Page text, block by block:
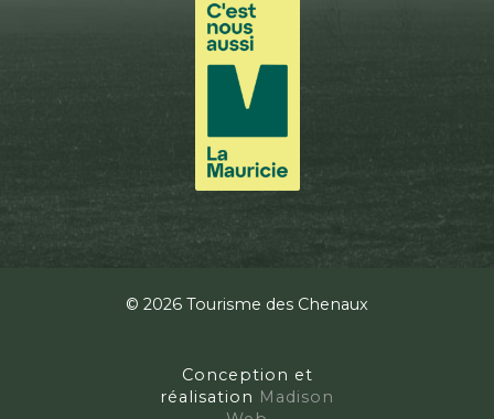
© 2026 Tourisme des Chenaux
Conception et
réalisation Madison